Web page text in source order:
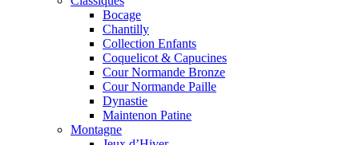
Bocage
Chantilly
Collection Enfants
Coquelicot & Capucines
Cour Normande Bronze
Cour Normande Paille
Dynastie
Maintenon Patine
Montagne